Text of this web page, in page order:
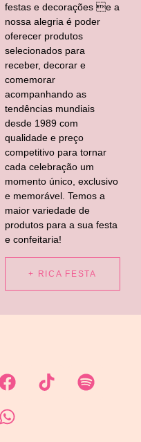
festas e decorações e a
nossa alegria é poder
oferecer produtos
selecionados para
receber, decorar e
comemorar
acompanhando as
tendências mundiais
desde 1989 com
qualidade e preço
competitivo para tornar
cada celebração um
momento único, exclusivo
e memorável. Temos a
maior variedade de
produtos para a sua festa
e confeitaria!
+ RICA FESTA